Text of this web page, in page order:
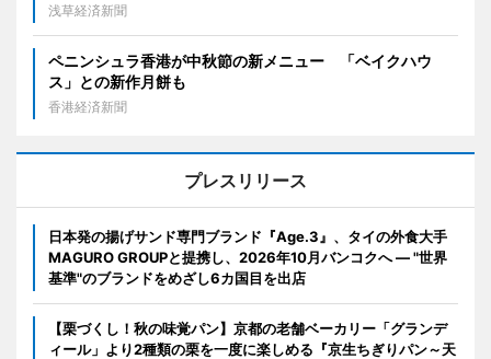
浅草経済新聞
ペニンシュラ香港が中秋節の新メニュー 「ベイクハウ
ス」との新作月餅も
香港経済新聞
プレスリリース
日本発の揚げサンド専門ブランド『Age.3』、タイの外食大手
MAGURO GROUPと提携し、2026年10月バンコクへ ― "世界
基準"のブランドをめざし6カ国目を出店
【栗づくし！秋の味覚パン】京都の老舗ベーカリー「グランデ
ィール」より2種類の栗を一度に楽しめる『京生ちぎりパン～天